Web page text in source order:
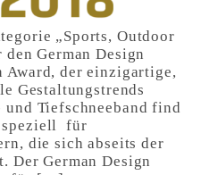
„Sports, Outdoor
German Design
der einzigartige,
Gestaltungstrends
und Tiefschneeband find
speziell für
die sich abseits der
Der German Design